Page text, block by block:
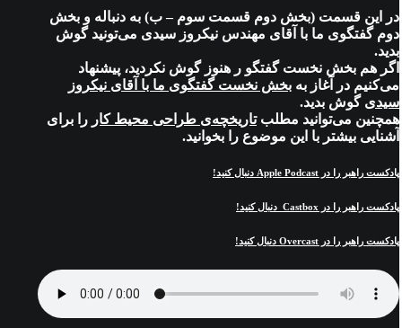
در این قسمت (بخش دوم قسمت سوم – ب) به دنباله‌ و بخش
دوم گفتگوی ما با آقای مهندس نیکروز سیدی می‌تونید گوش
بدید.
اگر هم بخش نخست گفتگو ر هنوز گوش نکردید، پیشنهاد
می‌کنیم در آغاز به بخش نخست گفتگوی ما با آقای نیکروز
سیدی گوش بدید.
همچنین می‌توانید مطلبتاریخچه‌ی طراحی محیط کار را برای
آشنایی بیشتر با این موضوع را بخوانید.
پادکست راهبر را در Apple Podcast دنبال کنید!
پادکست راهبر را در Castbox دنبال کنید!
پادکست راهبر را در Overcast دنبال کنید!